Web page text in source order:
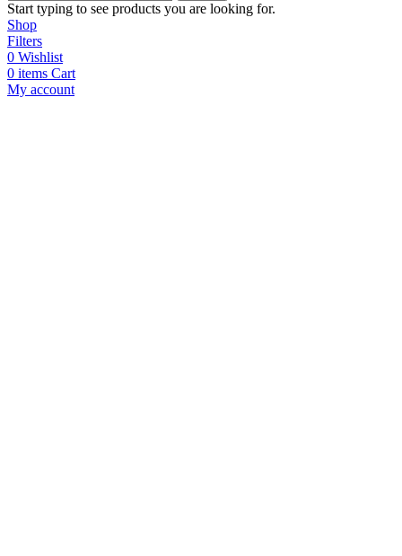
Start typing to see products you are looking for.
Shop
Filters
0 Wishlist
0 items Cart
My account